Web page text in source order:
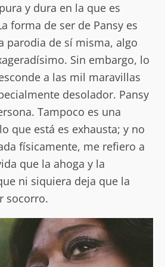
y dura en la que es
forma de ser de Pansy es
parodia de sí misma, algo
Sin embargo, lo
a las mil maravillas
desolador. Pansy
Tampoco es una
que está es exhausta; y no
físicamente, me refiero a
que la ahoga y la
ni siquiera deja que la
socorro.